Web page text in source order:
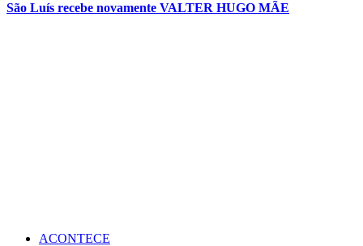
São Luís recebe novamente VALTER HUGO MÃE
ACONTECE